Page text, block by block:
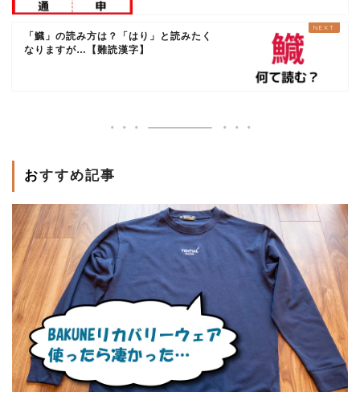
「鱵」の読み方は？「はり」と読みたく
なりますが…【難読漢字】
おすすめ記事